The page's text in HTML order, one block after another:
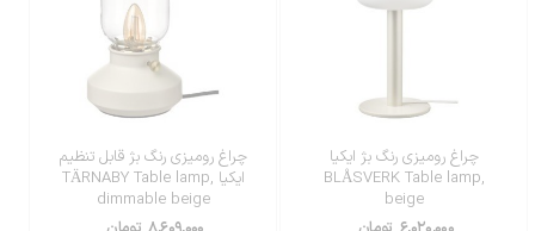
چراغ رومیزی رنگ بژ ایکیا
BLÅSVERK Table lamp,
beige
چراغ رومیزی رنگ بژ قابل تنظیم
ایکیا TÄRNABY Table lamp,
dimmable beige